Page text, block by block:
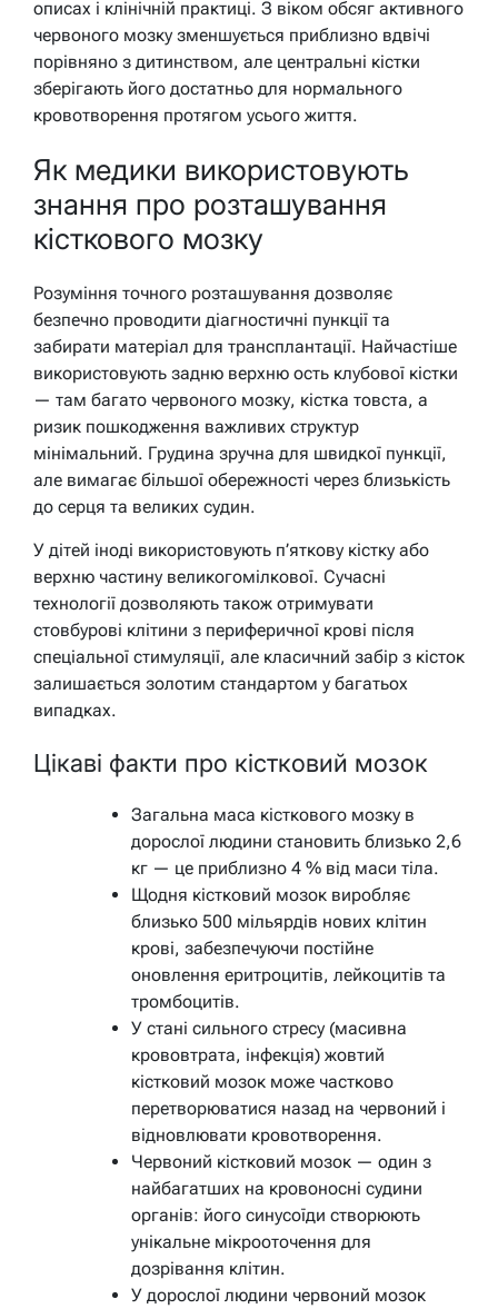
описах і клінічній практиці. З віком обсяг активного
червоного мозку зменшується приблизно вдвічі
порівняно з дитинством, але центральні кістки
зберігають його достатньо для нормального
кровотворення протягом усього життя.
Як медики використовують
знання про розташування
кісткового мозку
Розуміння точного розташування дозволяє
безпечно проводити діагностичні пункції та
забирати матеріал для трансплантації. Найчастіше
використовують задню верхню ость клубової кістки
— там багато червоного мозку, кістка товста, а
ризик пошкодження важливих структур
мінімальний. Грудина зручна для швидкої пункції,
але вимагає більшої обережності через близькість
до серця та великих судин.
У дітей іноді використовують п’яткову кістку або
верхню частину великогомілкової. Сучасні
технології дозволяють також отримувати
стовбурові клітини з периферичної крові після
спеціальної стимуляції, але класичний забір з кісток
залишається золотим стандартом у багатьох
випадках.
Цікаві факти про кістковий мозок
Загальна маса кісткового мозку в
дорослої людини становить близько 2,6
кг — це приблизно 4 % від маси тіла.
Щодня кістковий мозок виробляє
близько 500 мільярдів нових клітин
крові, забезпечуючи постійне
оновлення еритроцитів, лейкоцитів та
тромбоцитів.
У стані сильного стресу (масивна
крововтрата, інфекція) жовтий
кістковий мозок може частково
перетворюватися назад на червоний і
відновлювати кровотворення.
Червоний кістковий мозок — один з
найбагатших на кровоносні судини
органів: його синусоїди створюють
унікальне мікрооточення для
дозрівання клітин.
У дорослої людини червоний мозок